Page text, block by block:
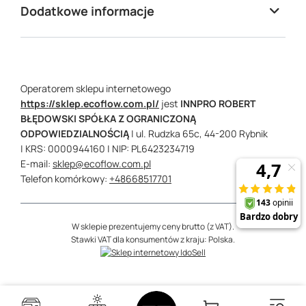
Dodatkowe informacje
Operatorem sklepu internetowego
https://sklep.ecoflow.com.pl/ jest INNPRO ROBERT
BŁĘDOWSKI SPÓŁKA Z OGRANICZONĄ
ODPOWIEDZIALNOŚCIĄ | ul. Rudzka 65c, 44-200 Rybnik
| KRS: 0000944160 | NIP: PL6423234719
E-mail: sklep@ecoflow.com.pl
Telefon komórkowy: +48668517701
W sklepie prezentujemy ceny brutto (z VAT).
Stawki VAT dla konsumentów z kraju:Polska.